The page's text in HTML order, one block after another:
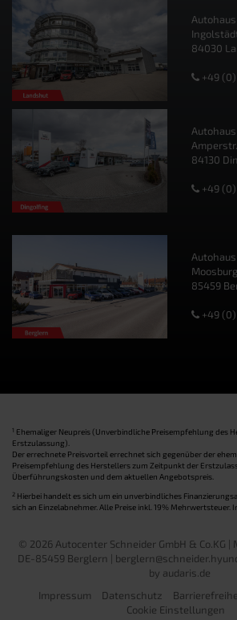
84030
+49 (0)
84130
+49
85459
+49
1 Ehemaliger Neupreis (Unverbindliche Preisempfehlung des
Erstzulassung).
Der errechnete Preisvorteil errechnet sich gegenüber der
Preisempfehlung des Herstellers zum Zeitpunkt der
Überführungskosten und dem aktuellen Angebotspreis.
2 Hierbei handelt es sich um ein unverbindliches
sich an Einzelabnehmer. Alle Preise inkl. 19%
© 2026 Autocenter Schneider GmbH & Co.KG |
DE-85459 Berglern |
by audaris.de
Impressum
Datenschutz
Cookie Einstellungen